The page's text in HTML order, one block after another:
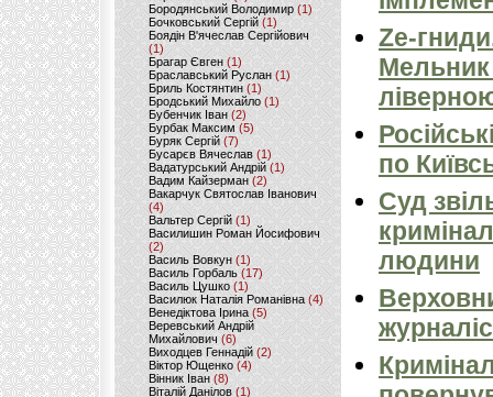
Бородянський Володимир (1)
Бочковський Сергій (1)
Боядін В'ячеслав Сергійович
(1)
Брагар Євген (1)
Браславський Руслан (1)
Бриль Костянтин (1)
Бродський Михайло (1)
Бубенчик Іван(2)
Бурбак Максим (5)
Буряк Сергій (7)
Бусарєв Вячеслав (1)
Вадатурський Андрій (1)
Вадим Кайзерман (2)
Вакарчук Святослав Іванович
(4)
Вальтер Сергій (1)
Василишин Роман Йосифович
(2)
Василь Вовкун (1)
Василь Горбаль (17)
Василь Цушко (1)
Василюк Наталія Романівна (4)
Венедіктова Ірина(5)
Веревський Андрій
Михайлович (6)
Виходцев Геннадій (2)
Віктор Ющенко (4)
Вінник Іван (8)
Віталій Данілов (1)
Ze-
по
Суд
людини